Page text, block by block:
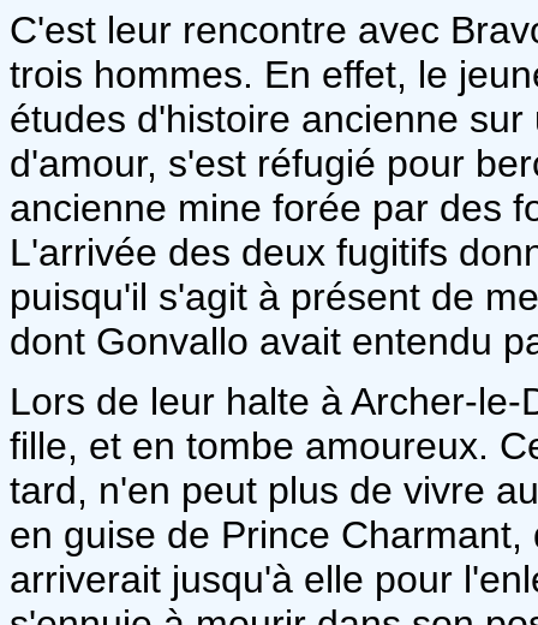
C'est leur rencontre avec
trois hommes. En effet, le
études d'histoire ancienne
d'amour, s'est réfugié pour
ancienne mine forée par des
L'arrivée des deux fugitifs
puisqu'il s'agit à présent de
dont Gonvallo avait entendu
Lors de leur halte à Archer-
fille, et en tombe amoureux.
tard, n'en peut plus de vivre
en guise de Prince
arriverait jusqu'à elle pour